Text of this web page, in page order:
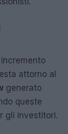
attorno al
generato
queste
gli investitori.